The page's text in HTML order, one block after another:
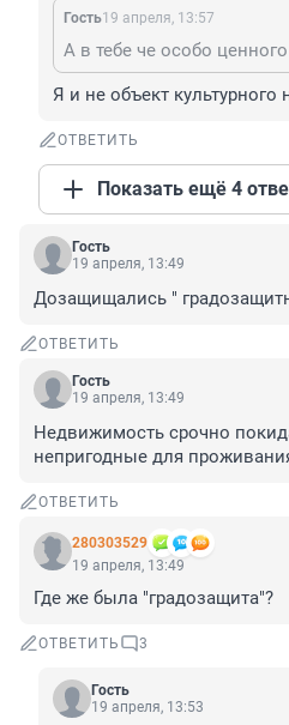
Гость19 апреля, 13:57
А в тебе че особо ценного
Я и не объект культурного
ОТВЕТИТЬ
Показать ещё 4
Гость
19 апреля, 13:49
Дозащищались "
ОТВЕТИТЬ
Гость
19 апреля, 13:49
Недвижимость срочно
непригодные для
ОТВЕТИТЬ
280303529
19 апреля, 13:49
Где же была "градозащита"?
ОТВЕТИТЬ 3
Гость
19 апреля, 13:53